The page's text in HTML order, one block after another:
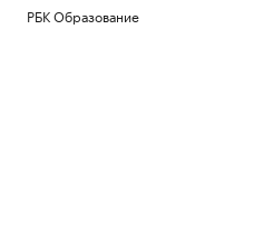
РБК Образование